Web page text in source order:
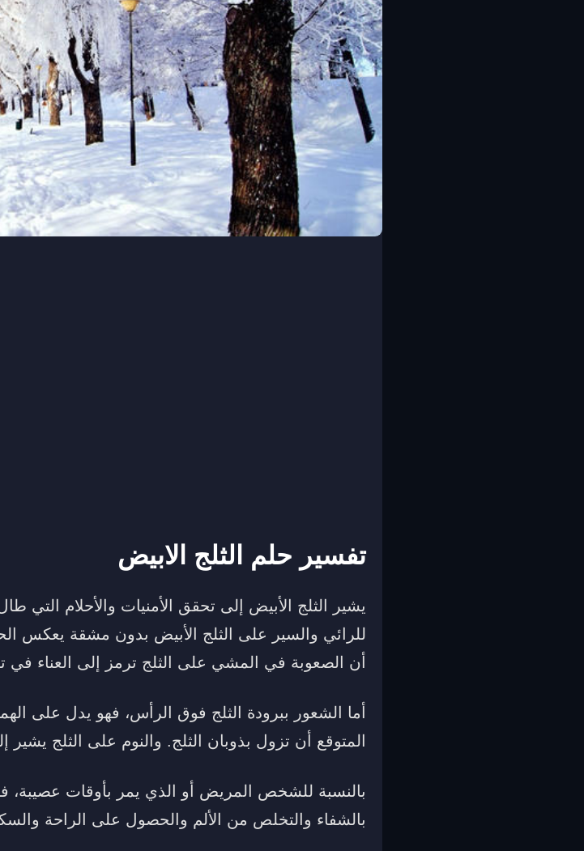
تفسير حلم الثلج الابيض
يشير الثلج الأبيض إلى تحقق الأمنيات والأحلام التي
للرائي والسير على الثلج الأبيض بدون مشقة يعكس
أن الصعوبة في المشي على الثلج ترمز إلى العناء في
أما الشعور ببرودة الثلج فوق الرأس، فهو يدل على
المتوقع أن تزول بذوبان الثلج. والنوم على الثلج يشير
بالنسبة للشخص المريض أو الذي يمر بأوقات عصيبة،
بالشفاء والتخلص من الألم والحصول على الراحة